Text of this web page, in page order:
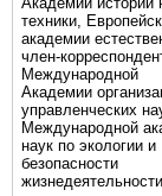
техники,
академии
член-
Международной
Академии
управленческих
Международной
наук по экологии и
безопасности